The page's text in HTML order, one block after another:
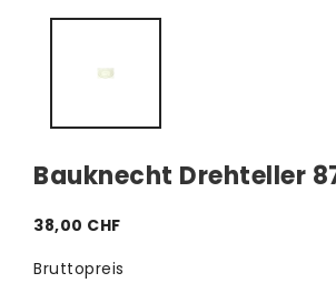
Bauknecht Drehteller
38,00 CHF
Bruttopreis